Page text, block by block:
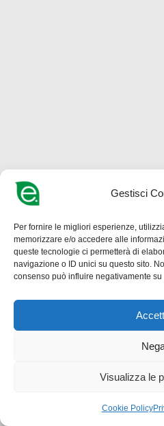
Gestisci
Per fornire le migliori esperienze,
memorizzare e/o accedere alle
queste tecnologie ci permetterà di
navigazione o ID unici su questo sito.
consenso può influire negativamente
Visualizza le
Cookie Policy